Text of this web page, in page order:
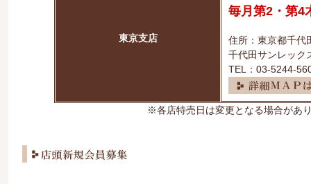
東京支店
毎月第2・第4
住所：東京都千代
千代田サンレック
TEL：03-5244-
※各店特売日は変更となる場合があ